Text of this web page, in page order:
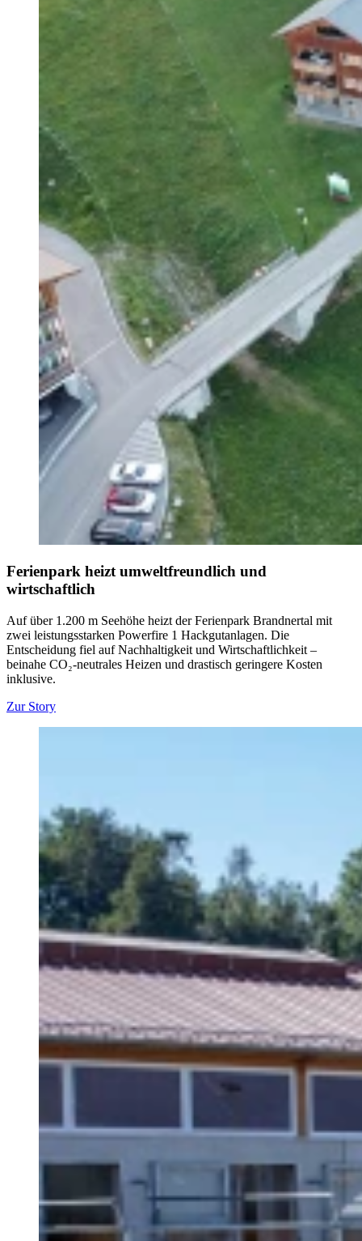
Ferienpark heizt umweltfreundlich und
wirtschaftlich
Auf über 1.200 m Seehöhe heizt der Ferienpark Brandnertal mit
zwei leistungsstarken Powerfire 1 Hackgutanlagen. Die
Entscheidung fiel auf Nachhaltigkeit und Wirtschaftlichkeit –
beinahe CO₂-neutrales Heizen und drastisch geringere Kosten
inklusive.
Zur Story